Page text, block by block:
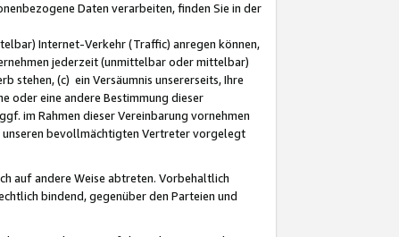
Daten verarbeiten, finden Sie in der
Internet-Verkehr (Traffic) anregen können,
jederzeit (unmittelbar oder mittelbar)
stehen, (c) ein Versäumnis unsererseits, Ihre
oder eine andere Bestimmung dieser
im Rahmen dieser Vereinbarung vornehmen
unseren bevollmächtigten Vertreter vorgelegt
auf andere Weise abtreten. Vorbehaltlich
bindend, gegenüber den Parteien und